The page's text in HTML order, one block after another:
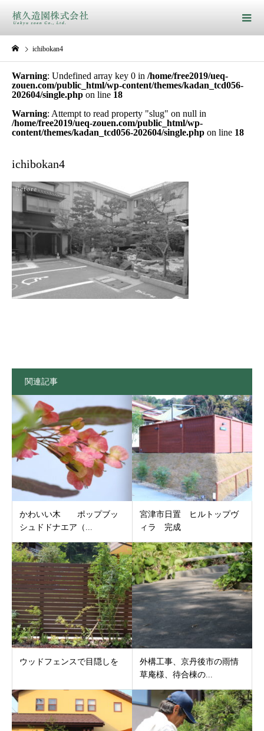
ichibokan4
Warning: Undefined array key 0 in /home/free2019/ueq-
zouen.com/public_html/wp-content/themes/kadan_tcd056-
202604/single.php on line 18
Warning: Attempt to read property "slug" on null in
/home/free2019/ueq-zouen.com/public_html/wp-
content/themes/kadan_tcd056-202604/single.php on line 18
ichibokan4
関連記事
かわいい木 ポップブッ
シュドドナエア（...
宮津市日置 ヒルトップヴ
ィラ 完成
ウッドフェンスで目隠しを
外構工事、京丹後市の雨情
草庵様、待合棟の...